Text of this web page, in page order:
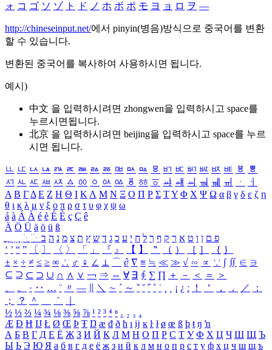
ォ コ ゴ ソ ゾ ト ド ノ ホ ボ ポ モ ヨ ョ ロ ヲ ―
http://chineseinput.net/에서 pinyin(병음)방식으로 중국어를 변환
할 수 있습니다.
변환된 중국어를 복사하여 사용하시면 됩니다.
예시)
中文 을 입력하시려면 zhongwen을 입력하시고 space를
누르시면됩니다.
北京 을 입력하시려면 beijing을 입력하시고 space를 누르
시면 됩니다.
ㅥ ㅦ ㅧ ㅨ ㅩ ㅪ ㅫ ㅬ ㅭ ㅮ ㅯ ㅰ ㅱ ㅲ ㅳ ㅴ ㅵ ㅶ ㅷ ㅸ
ㅹ
ㅺ ㅻ ㅼ ㅽ ㅾ ㅿ ㆀ ㆁ ㆂ ㆃ ㆄ ㆅ ㆆ ㆇ ㆈ ㆉ ㆊ ㆋ ㆌ ㆍ
ㆎ
Α Β ΓΔ Ε Ζ Η Θ Ι ΚΛ Μ Ν Ξ Ο Π Ρ Σ ΤΥ Φ Χ Ψ Ω α β γ δ ε ζ η
θ ι κ λ μ ν ξ ο π ρ σ τ υ φ χ ψ ω
á à Á À é è É È ç Ç ê
Ä Ö Ü ä ö ü ß
ִֶֹ ֻּ ׁׂ פ ם ן ו ט א ר ק ף ך ל ח י ע כ ג ד ש ץ ת צ מ נ ה ב
‘ ’ “ ” 〔 〕 〈 〉 「 」 『 』 【 】 ＂ （ ） ［ ］ ｛ ｝
± × ÷ ≠ ≤ ≥ ∞ ∴ ♂ ♀ ∠ ⊥ ⌒ ∂ ∇ ≡ ≒ ≪ ≫ √ ∽ ∝ ∵ ∫ ∬ ∈ ∋
⊆ ⊇ ⊂ ⊃ ∪ ∩ ∧ ∨ ￢ ⇒ ⇔ ∀ ∃ ∮ ∑ ∏ ＋ － ＜ ＝
＞
、
。 · ‥ … ¨ 〃 ― ＼ ∼ ´ ～ ˇ ˘ ˝ ˚ ˙ ¸ ¡ ¿ ː ！ ＇ ， ． ／
：
；
？ ＾ ｀
½ ⅓ ⅔ ¼ ¾ ⅛ ⅜ ⅝ ⅞ ¹ ² ³ ⁴ ⁿ ₁ ₂ ₃ ₄
Æ Ð Ħ Ĳ Ł Ø Œ Þ Ŧ Ŋ æ đ ð ħ ı ĳ ĸ ŀ ł ø œ ß þ ŧ ŋ ŉ
А Б В Г Д Е Ё Ж З И Й К Л М Н О П Р С Т У Ф Х Ц Ч Ш Щ Ъ
Ы Ь Э Ю Я а б в г д е ё ж з и й к л м н о п р с т у ф х ц ч ш щ ъ